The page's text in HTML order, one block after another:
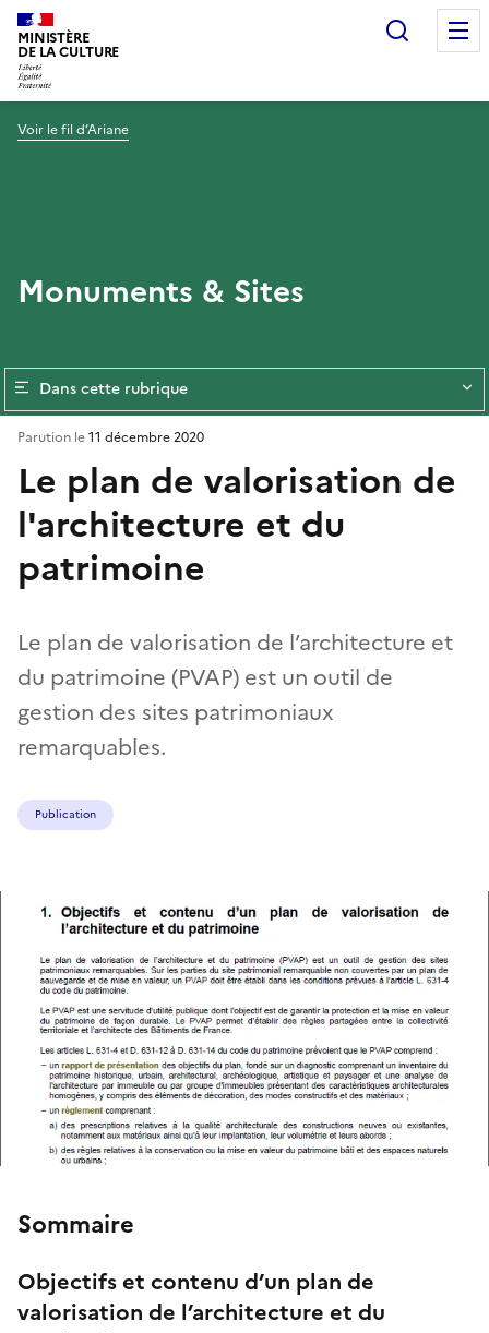
MINISTÈRE
DE LA CULTURE
Voir le fil d’Ariane
Monuments & Sites
Dans cette rubrique
Le plan de valorisation de
l'architecture et du
patrimoine
Le plan de valorisation de l’architecture et
du patrimoine (PVAP) est un outil de
gestion des sites patrimoniaux
remarquables.
Parution le11 décembre 2020
Publication
Sommaire
Objectifs et contenu d’un plan de
valorisation de l’architecture et du